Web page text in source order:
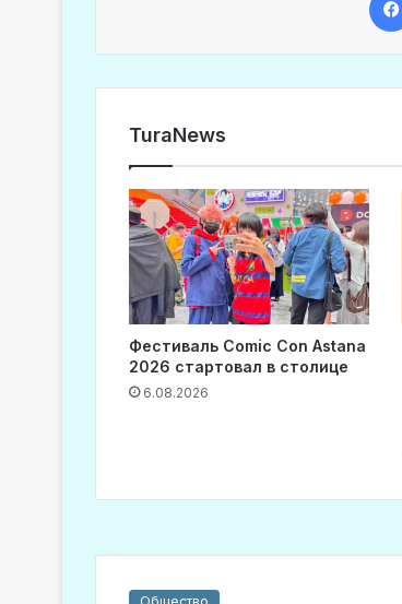
TuraNews
Фестиваль Comic Con Astana
2026 стартовал в столице
6.08.2026